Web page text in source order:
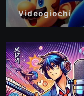
Videogiochi